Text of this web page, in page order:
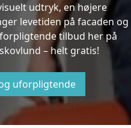
udtryk, en højere
levetiden på facaden og
tilbud her på
– helt gratis!
uforpligtende